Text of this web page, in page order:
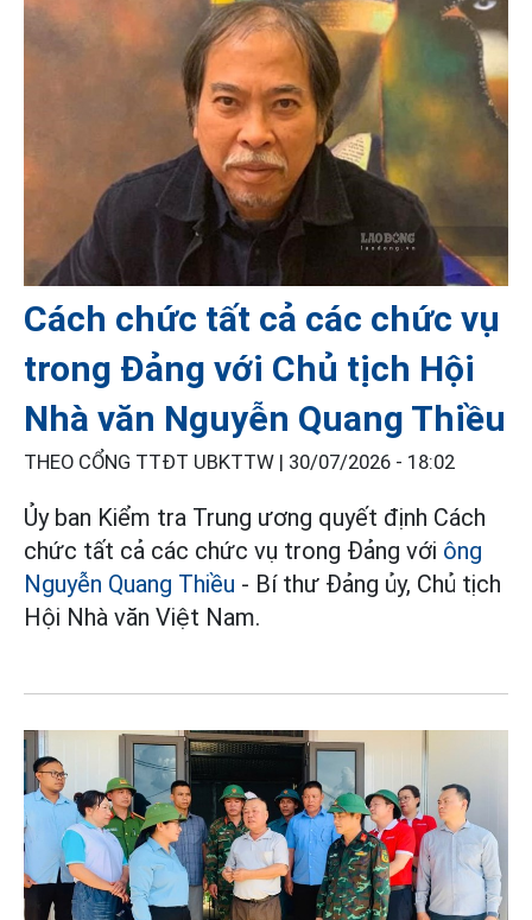
Cách chức tất cả các chức vụ
trong Đảng với Chủ tịch Hội
Nhà văn Nguyễn Quang Thiều
THEO CỔNG TTĐT UBKTTW | 30/07/2026 - 18:02
Ủy ban Kiểm tra Trung ương quyết định Cách
chức tất cả các chức vụ trong Đảng với ông
Nguyễn Quang Thiều - Bí thư Đảng ủy, Chủ tịch
Hội Nhà văn Việt Nam.